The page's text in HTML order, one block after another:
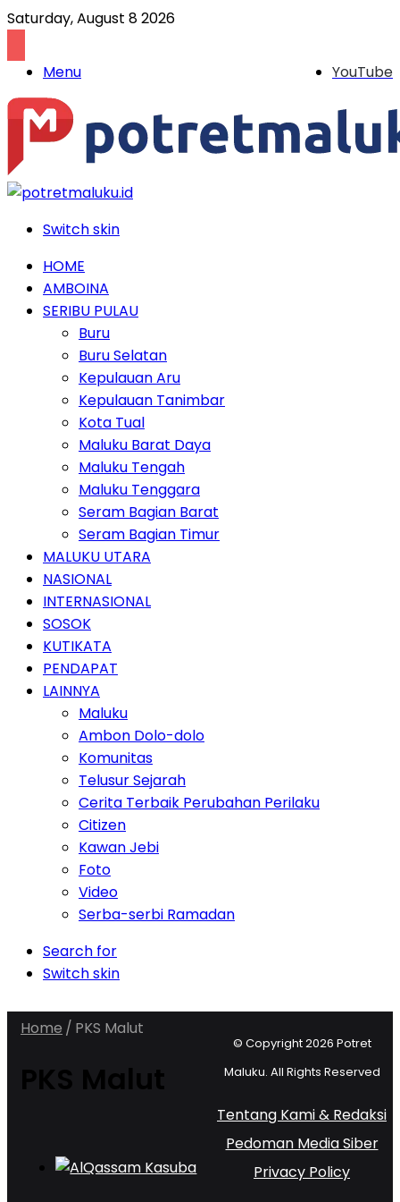
Saturday, August 8 2026
YouTube
Menu
Switch skin
HOME
AMBOINA
SERIBU PULAU
Buru
Buru Selatan
Kepulauan Aru
Kepulauan Tanimbar
Kota Tual
Maluku Barat Daya
Maluku Tengah
Maluku Tenggara
Seram Bagian Barat
Seram Bagian Timur
MALUKU UTARA
NASIONAL
INTERNASIONAL
SOSOK
KUTIKATA
PENDAPAT
LAINNYA
Maluku
Ambon Dolo-dolo
Komunitas
Telusur Sejarah
Cerita Terbaik Perubahan Perilaku
Citizen
Kawan Jebi
Foto
Video
Serba-serbi Ramadan
Search for
Switch skin
Home / PKS Malut
PKS Malut
© Copyright 2026 Potret
Maluku. All Rights Reserved
Tentang Kami & Redaksi
Pedoman Media Siber
Privacy Policy